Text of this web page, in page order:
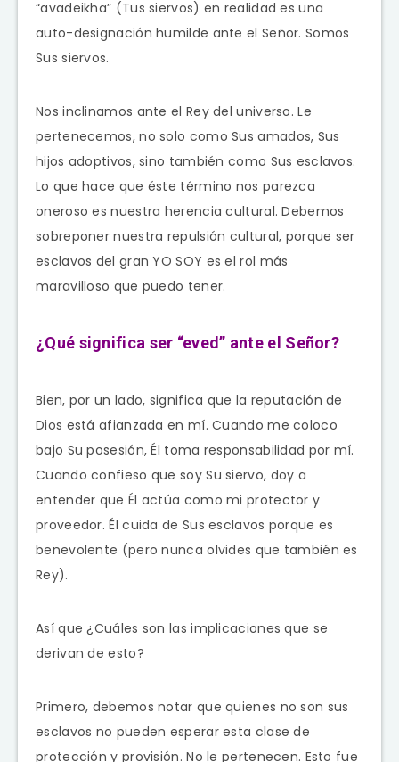
“avadeikha” (Tus siervos) en realidad es una
auto-designación humilde ante el Señor. Somos
Sus siervos.
Nos inclinamos ante el Rey del universo. Le
pertenecemos, no solo como Sus amados, Sus
hijos adoptivos, sino también como Sus esclavos.
Lo que hace que éste término nos parezca
oneroso es nuestra herencia cultural. Debemos
sobreponer nuestra repulsión cultural, porque ser
esclavos del gran YO SOY es el rol más
maravilloso que puedo tener.
¿Qué significa ser “eved” ante el Señor?
Bien, por un lado, significa que la reputación de
Dios está afianzada en mí. Cuando me coloco
bajo Su posesión, Él toma responsabilidad por mí.
Cuando confieso que soy Su siervo, doy a
entender que Él actúa como mi protector y
proveedor. Él cuida de Sus esclavos porque es
benevolente (pero nunca olvides que también es
Rey).
Así que ¿Cuáles son las implicaciones que se
derivan de esto?
Primero, debemos notar que quienes no son sus
esclavos no pueden esperar esta clase de
protección y provisión. No le pertenecen. Esto fue